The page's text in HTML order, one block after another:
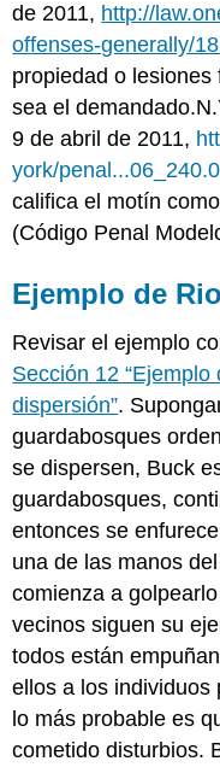
de 2011, http://
offenses-generally/
propiedad o
sea el
9 de abril de 2011,
york/
califica el motín
(Código Penal
Ejemplo de
Revisar el ejemplo
Sección 12
dispersión”.
guardabosques
se dispersen, Buck
guardabosques,
entonces se
una de las manos
comienza a
vecinos siguen su
todos están
ellos a los individuos
lo más probable es
cometido disturbios.